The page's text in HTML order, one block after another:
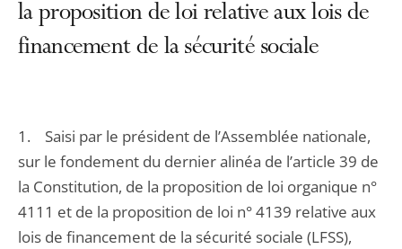
la proposition de loi relative aux lois de
financement de la sécurité sociale
1. Saisi par le président de l’Assemblée nationale,
sur le fondement du dernier alinéa de l’article 39 de
la Constitution, de la proposition de loi organique n°
4111 et de la proposition de loi n° 4139 relative aux
lois de financement de la sécurité sociale (LFSS),